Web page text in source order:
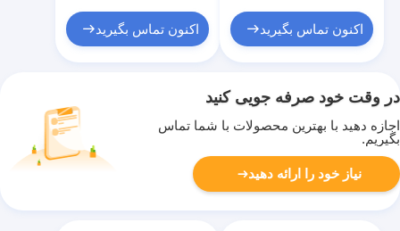
اکنون تماس بگیرید اکنون تماس بگیرید
در وقت خود صرفه جویی کنید
اجازه دهید با بهترین محصولات با شما تماس
بگیریم.
نیاز خود را ارائه دهید